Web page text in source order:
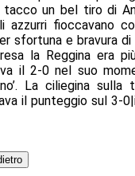
un bel tiro di
fioccavano
sfortuna e bravura
la Reggina era
il 2-0 nel suo
La ciliegina
il punteggio sul 3-